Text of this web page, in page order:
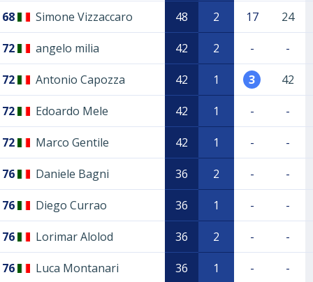
68 Simone Vizzaccaro 48 2 17 24
72 angelo milia 42 2 - -
72 Antonio Capozza 42 1 3 42
72 Edoardo Mele 42 1 - -
72 Marco Gentile 42 1 - -
76 Daniele Bagni 36 2 - -
76 Diego Currao 36 1 - -
76 Lorimar Alolod 36 2 - -
76 Luca Montanari 36 1 - -